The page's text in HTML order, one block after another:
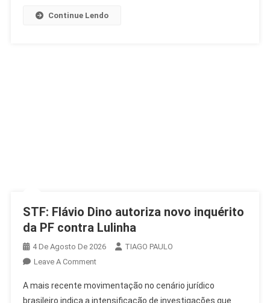
Continue Lendo
STF: Flávio Dino autoriza novo inquérito
da PF contra Lulinha
4 De Agosto De 2026
TIAGO PAULO
Leave A CommentOn
Flávio
A mais recente movimentação no cenário jurídico
brasileiro indica a intensificação de investigações que